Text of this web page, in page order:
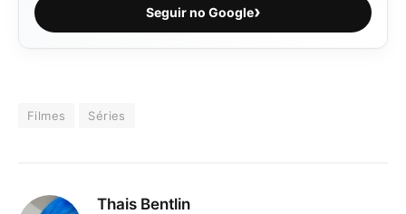
Seguir no Google›
Filmes Séries
Thais Bentlin